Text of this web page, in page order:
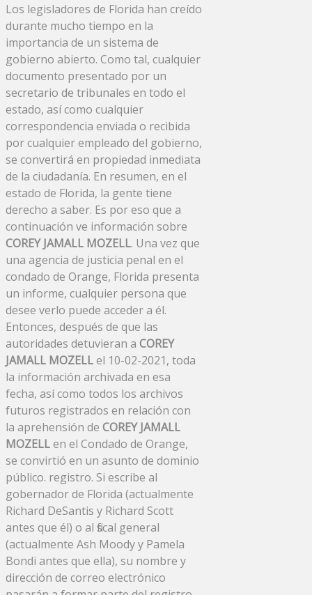
Los legisladores de Florida han creído
durante mucho tiempo en la
importancia de un sistema de
gobierno abierto. Como tal, cualquier
documento presentado por un
secretario de tribunales en todo el
estado, así como cualquier
correspondencia enviada o recibida
por cualquier empleado del gobierno,
se convertirá en propiedad inmediata
de la ciudadanía. En resumen, en el
estado de Florida, la gente tiene
derecho a saber. Es por eso que a
continuación ve información sobre
COREY JAMALL MOZELL. Una vez que
una agencia de justicia penal en el
condado de Orange, Florida presenta
un informe, cualquier persona que
desee verlo puede acceder a él.
Entonces, después de que las
autoridades detuvieran a COREY
JAMALL MOZELLel 10-02-2021, toda
la información archivada en esa
fecha, así como todos los archivos
futuros registrados en relación con
la aprehensión de COREY JAMALL
MOZELLen el Condado de Orange,
se convirtió en un asunto de dominio
público. registro. Si escribe al
gobernador de Florida (actualmente
Richard DeSantis y Richard Scott
antes que él) o al fiscal general
(actualmente Ash Moody y Pamela
Bondi antes que ella), su nombre y
dirección de correo electrónico